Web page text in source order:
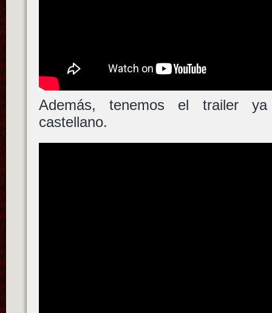
Además, tenemos el trailer
castellano.